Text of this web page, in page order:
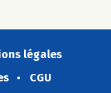
légales
CGU